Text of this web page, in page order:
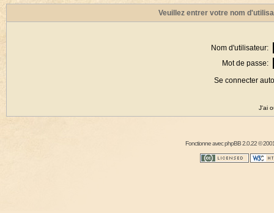
Veuillez entrer votre nom
Nom d'utilisateur:
Mot de passe:
Se connecter
J'ai
Fonctionne avecphpBB2.0.22 ©